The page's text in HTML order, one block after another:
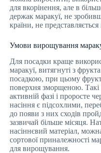
для вкорінення, але в
держак маракуї, не
країни, не
Умови вирощування
Для посадки краще
маракуї, витягнуті з
посадкою, при цьому
поверхня зморщеною. Такі
активній фазі і проросте
насіння є підсохлими,
до появи з них сходів
зазвичай більше місяця.
насіннєвий матеріал,
сортової приналежності
для вирощування.